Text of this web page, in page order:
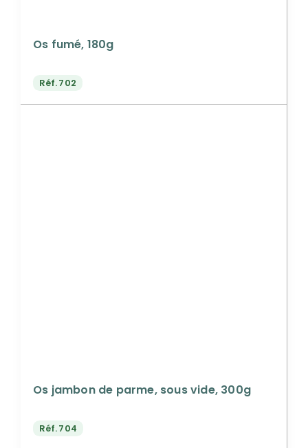
Os fumé, 180g
Réf.702
Os jambon de parme, sous vide, 300g
Réf.704